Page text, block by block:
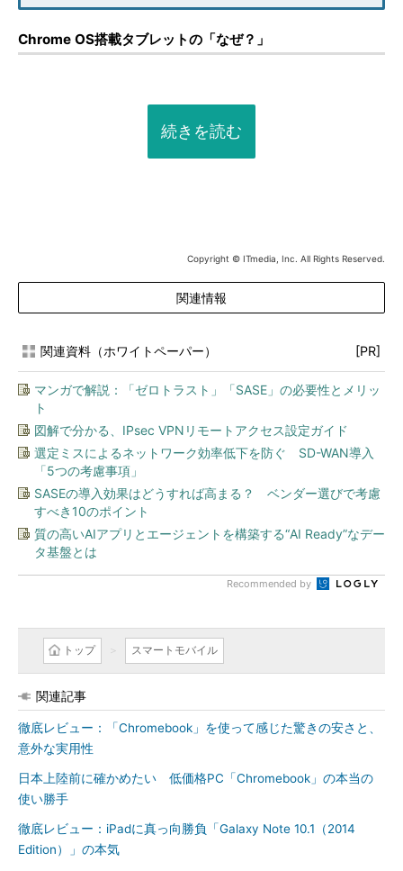
Chrome OS搭載タブレットの「なぜ？」
続きを読む
Copyright © ITmedia, Inc. All Rights Reserved.
関連情報
関連資料（ホワイトペーパー） [PR]
マンガで解説：「ゼロトラスト」「SASE」の必要性とメリッ
ト
図解で分かる、IPsec VPNリモートアクセス設定ガイド
選定ミスによるネットワーク効率低下を防ぐ SD-WAN導入
「5つの考慮事項」
SASEの導入効果はどうすれば高まる？ ベンダー選びで考慮
すべき10のポイント
質の高いAIアプリとエージェントを構築する“AI Ready”なデー
タ基盤とは
Recommended by
トップ スマートモバイル
関連記事
徹底レビュー：「Chromebook」を使って感じた驚きの安さと、
意外な実用性
日本上陸前に確かめたい 低価格PC「Chromebook」の本当の
使い勝手
徹底レビュー：iPadに真っ向勝負「Galaxy Note 10.1（2014
Edition）」の本気